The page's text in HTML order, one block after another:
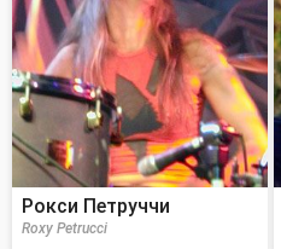
Рокси Петруччи
Roxy Petrucci